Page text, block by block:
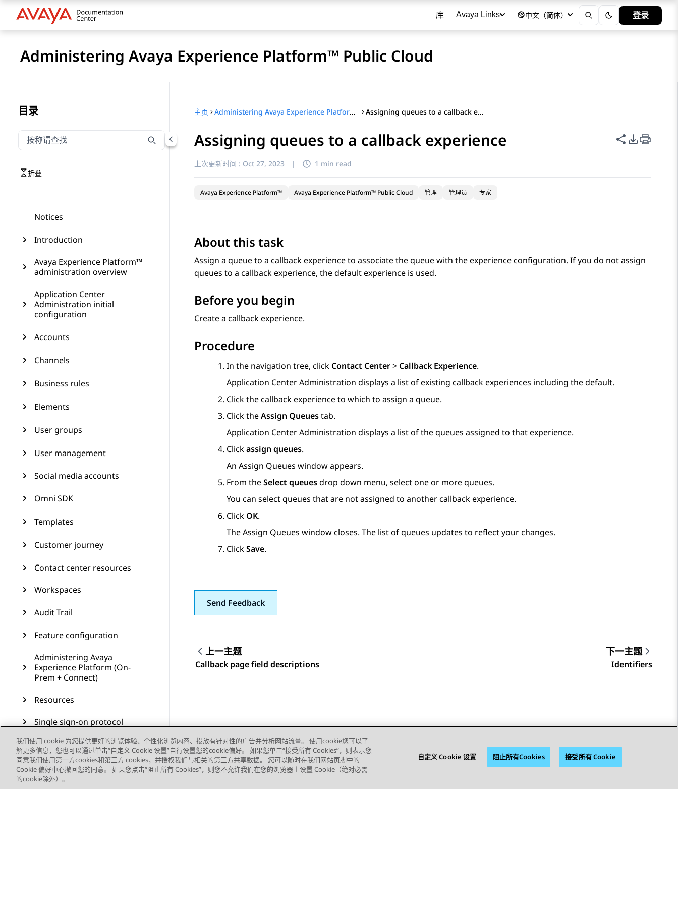
库 Avaya Links 中文（简体） 登录
Administering Avaya Experience Platform™ Public Cloud
目录
按称谓筛选导航
输入内容以按称谓筛选导航项
折叠
Notices
Introduction
Avaya Experience Platform™
administration overview
Application Center
Administration initial
configuration
Accounts
Channels
Business rules
Elements
User groups
User management
Social media accounts
Omni SDK
Templates
Customer journey
Contact center resources
Workspaces
Audit Trail
Feature configuration
Administering Avaya
Experience Platform (On-
Prem + Connect)
Resources
Single sign-on protocol
Call control settings on
Plantronics and Jabra
headsets
Glossary
主页 Administering Avaya Experience Platform™ Public Cloud Assigning queues to a callback experience
Assigning queues to a callback experience 共享此页面
PDF 导出
上次更新时间 : Oct 27, 2023 | 1 min read
Avaya Experience Platform™ Avaya Experience Platform™ Public Cloud 管理 管理员 专家
About this task
Assign a queue to a callback experience to associate the queue with the experience configuration. If you do not assign
queues to a callback experience, the default experience is used.
Before you begin
Create a callback experience.
Procedure
In the navigation tree, click Contact Center> Callback Experience.
Application Center Administration displays a list of existing callback experiences including the default.
Click the callback experience to which to assign a queue.
Click theAssign Queuestab.
Application Center Administration displays a list of the queues assigned to that experience.
Clickassign queues.
An Assign Queues window appears.
From theSelect queuesdrop down menu, select one or more queues.
You can select queues that are not assigned to another callback experience.
Click OK.
TheAssign Queues window closes. The list of queues updates to reflect your changes.
ClickSave.
Send Feedback
Topic navigation
上一主题
Callback page field descriptions
下一主题
Identifiers
我们使用 cookie 为您提供更好的浏览体验、个性化浏览内容、投放有针对性的广告并分析网站流量。 使用cookie您可以了
解更多信息，您也可以通过单击“自定义 Cookie 设置”自行设置您的cookie偏好。 如果您单击“接受所有 Cookies”，则表示您
同意我们使用第一方cookies和第三方 cookies，并授权我们与相关的第三方共享数据。 您可以随时在我们网站页脚中的
Cookie 偏好中心撤回您的同意。 如果您点击“阻止所有 Cookies”，则您不允许我们在您的浏览器上设置 Cookie（绝对必需
的cookie除外）。
自定义 Cookie 设置 阻止所有Cookies 接受所有 Cookie